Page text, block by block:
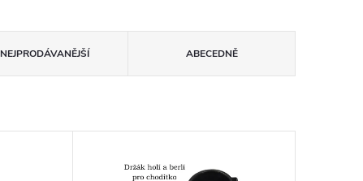
NEJPRODÁVANĚJŠÍ ABECEDNĚ